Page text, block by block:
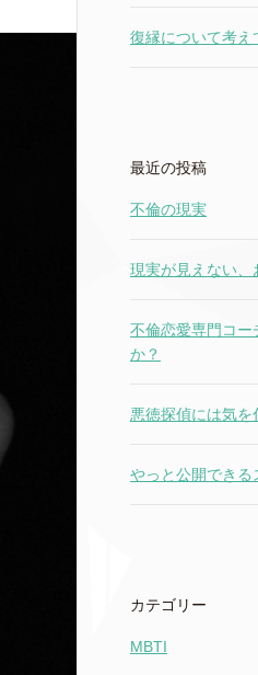
復縁について考え
最近の投稿
不倫の現実
現実が見えない、
不倫恋愛専門コー
か？
悪徳探偵には気を
やっと公開できる
カテゴリー
MBTI